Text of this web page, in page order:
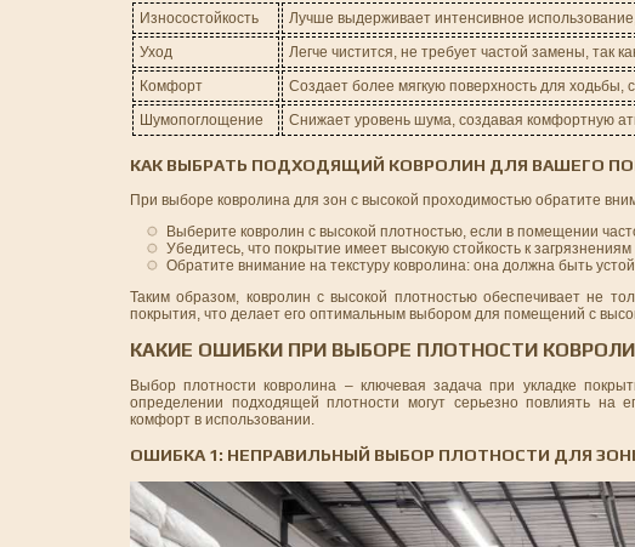
Износостойкость
Лучше выдерживает интенсивное
Уход
Легче чистится, не требует частой замены, так
Комфорт
Создает более мягкую поверхность для ходьбы,
Шумопоглощение
Снижает уровень шума, создавая комфортную
КАК ВЫБРАТЬ ПОДХОДЯЩИЙ КОВРОЛИН ДЛЯ ВАШЕГО
При выборе ковролина для зон с высокой проходимостью обратите
Выберите ковролин с высокой плотностью, если в помещении
Убедитесь, что покрытие имеет высокую стойкость к
Обратите внимание на текстуру ковролина: она должна быть
Таким образом, ковролин с высокой плотностью обеспечивает не
покрытия, что делает его оптимальным выбором для помещений с
КАКИЕ ОШИБКИ ПРИ ВЫБОРЕ ПЛОТНОСТИ
Выбор плотности ковролина – ключевая задача при укладке
определении подходящей плотности могут серьезно повлиять на
комфорт в использовании.
ОШИБКА 1: НЕПРАВИЛЬНЫЙ ВЫБОР ПЛОТНОСТИ ДЛЯ